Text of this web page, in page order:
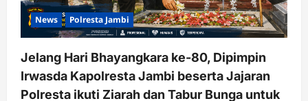
News Polresta Jambi
Jelang Hari Bhayangkara ke-80, Dipimpin
Irwasda Kapolresta Jambi beserta Jajaran
Polresta ikuti Ziarah dan Tabur Bunga untuk